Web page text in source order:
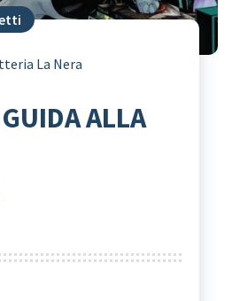
La Nera
ALLA